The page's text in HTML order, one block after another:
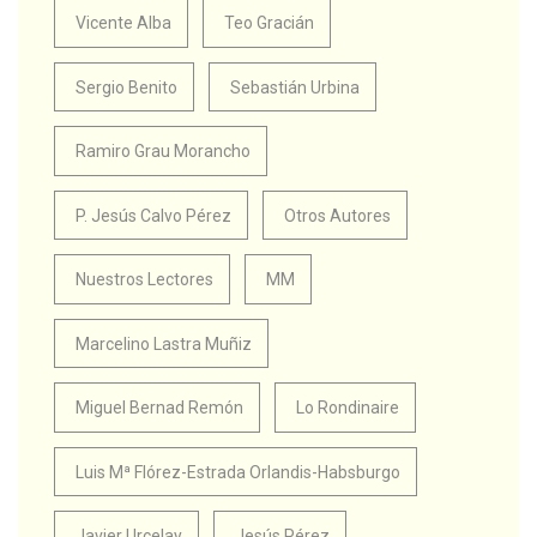
Vicente Alba Teo Gracián
Sergio Benito Sebastián Urbina
Ramiro Grau Morancho
P. Jesús Calvo Pérez Otros Autores
Nuestros Lectores MM
Marcelino Lastra Muñiz
Miguel Bernad Remón Lo Rondinaire
Luis Mª Flórez-Estrada Orlandis-Habsburgo